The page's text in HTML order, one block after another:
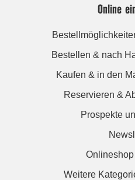
Online
Bestellen & nach
Kaufen & in den
Reservieren &
Prospekte
Weitere